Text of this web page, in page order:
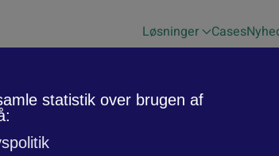
Løsninger Cases